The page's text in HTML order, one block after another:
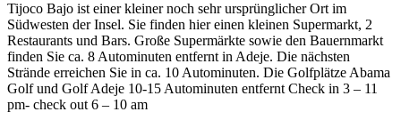
Tijoco Bajo ist einer kleiner noch sehr ursprünglicher Ort im
Südwesten der Insel. Sie finden hier einen kleinen Supermarkt, 2
Restaurants und Bars. Große Supermärkte sowie den Bauernmarkt
finden Sie ca. 8 Autominuten entfernt in Adeje. Die nächsten
Strände erreichen Sie in ca. 10 Autominuten. Die Golfplätze Abama
Golf und Golf Adeje 10-15 Autominuten entfernt Check in 3 – 11
pm- check out 6 – 10 am